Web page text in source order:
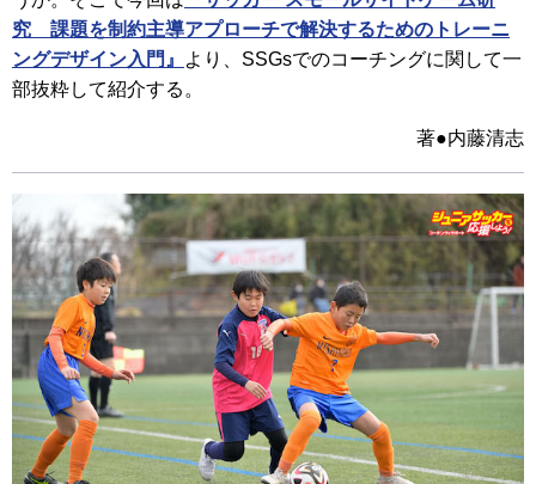
究 課題を制約主導アプローチで解決するためのトレーニ
ングデザイン入門』
より、SSGsでのコーチングに関して一
部抜粋して紹介する。
著●内藤清志